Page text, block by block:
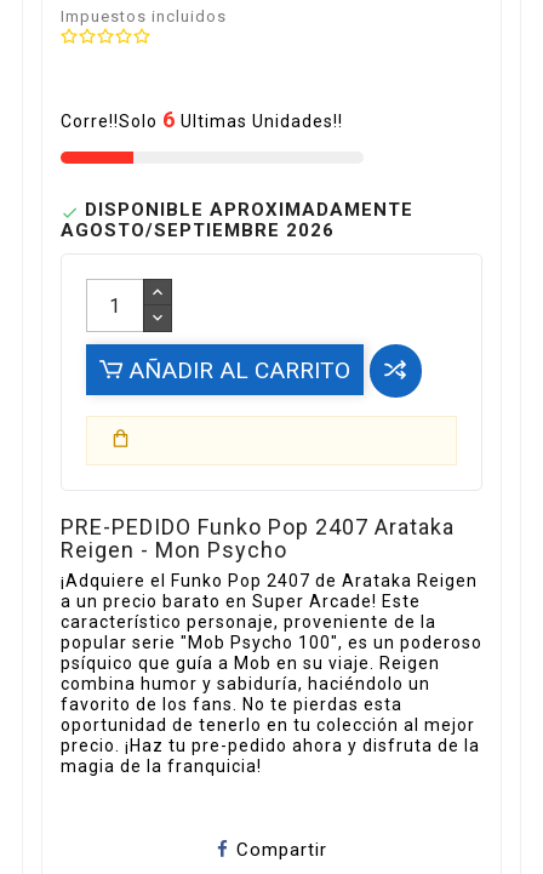
Impuestos incluidos
Corre!!Solo 6 Ultimas Unidades!!
 DISPONIBLE APROXIMADAMENTE
AGOSTO/SEPTIEMBRE 2026
AÑADIR AL CARRITO
PRE-PEDIDO Funko Pop 2407 Arataka
Reigen - Mon Psycho
¡Adquiere el Funko Pop 2407 de Arataka Reigen
a un precio barato en Super Arcade! Este
característico personaje, proveniente de la
popular serie "Mob Psycho 100", es un poderoso
psíquico que guía a Mob en su viaje. Reigen
combina humor y sabiduría, haciéndolo un
favorito de los fans. No te pierdas esta
oportunidad de tenerlo en tu colección al mejor
precio. ¡Haz tu pre-pedido ahora y disfruta de la
magia de la franquicia!
Compartir